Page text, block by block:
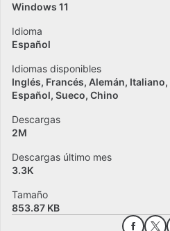
Windows 11
Idioma
Español
Idiomas disponibles
Inglés Francés Alemán Italiano
Español Sueco Chino
Descargas
2M
Descargas último mes
3.3K
Tamaño
853.87 KB